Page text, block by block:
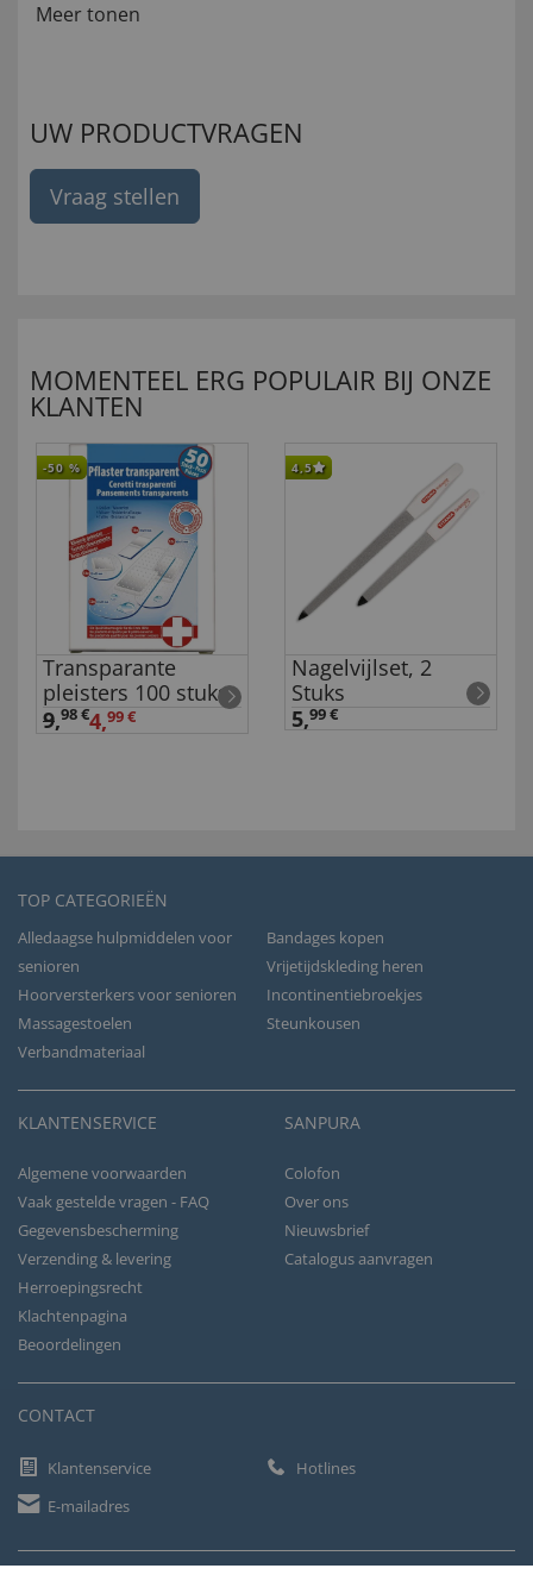
Meer tonen
UW PRODUCTVRAGEN
Vraag stellen
MOMENTEEL ERG POPULAIR BIJ ONZE
KLANTEN
-50 %
Transparante
pleisters 100 stuks
9,98 €4,99 €
4,5
Nagelvijlset, 2
Stuks
5,99 €
TOP CATEGORIEËN
Alledaagse hulpmiddelen voor
senioren
Bandages kopen
Vrijetijdskleding heren
Hoorversterkers voor senioren
Incontinentiebroekjes
Massagestoelen
Steunkousen
Verbandmateriaal
KLANTENSERVICE
Algemene voorwaarden
Vaak gestelde vragen - FAQ
Gegevensbescherming
Verzending & levering
Herroepingsrecht
Klachtenpagina
Beoordelingen
SANPURA
Colofon
Over ons
Nieuwsbrief
Catalogus aanvragen
CONTACT
Klantenservice
Hotlines
E-mailadres